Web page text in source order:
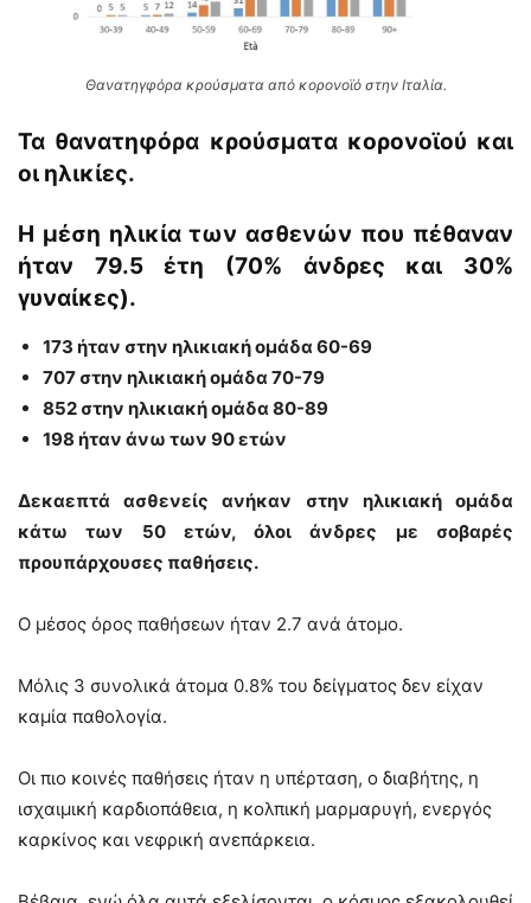
Θανατηγφόρα κρούσματα από κορονοϊό στην Ιταλία.
Τα θανατηφόρα κρούσματα κορονοϊού και
οι ηλικίες.
Η μέση ηλικία των ασθενών που πέθαναν
ήταν 79.5 έτη (70% άνδρες και 30%
γυναίκες).
173 ήταν στην ηλικιακή ομάδα 60-69
707 στην ηλικιακή ομάδα 70-79
852 στην ηλικιακή ομάδα 80-89
198 ήταν άνω των 90 ετών
Δεκαεπτά ασθενείς ανήκαν στην ηλικιακή ομάδα
κάτω των 50 ετών, όλοι άνδρες με σοβαρές
προυπάρχουσες παθήσεις.
Ο μέσος όρος παθήσεων ήταν 2.7 ανά άτομο.
Μόλις 3 συνολικά άτομα 0.8% του δείγματος δεν είχαν
καμία παθολογία.
Οι πιο κοινές παθήσεις ήταν η υπέρταση, ο διαβήτης, η
ισχαιμική καρδιοπάθεια, η κολπική μαρμαρυγή, ενεργός
καρκίνος και νεφρική ανεπάρκεια.